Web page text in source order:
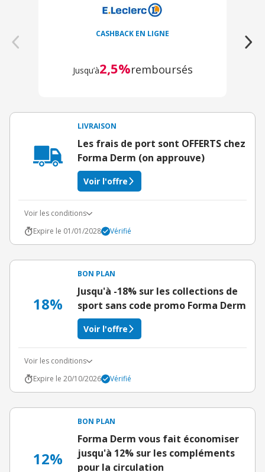
CASHBACK EN LIGNE
Jusqu’à2,5%remboursés
LIVRAISON
Les frais de port sont OFFERTS chez
Forma Derm (on approuve)
Voir l'offre
Voir les conditions
Expire le 01/01/2028
Vérifié
18%
BON PLAN
Jusqu'à -18% sur les collections de
sport sans code promo Forma Derm
Voir l'offre
Voir les conditions
Expire le 20/10/2026
Vérifié
12%
BON PLAN
Forma Derm vous fait économiser
jusqu'à 12% sur les compléments
pour la circulation